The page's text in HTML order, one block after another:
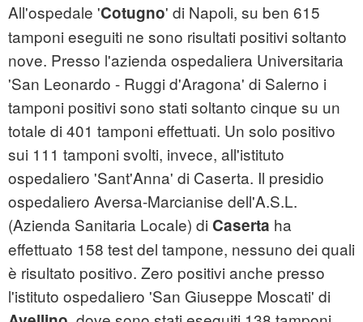
All'ospedale 'Cotugno' di Napoli, su ben 615
tamponi eseguiti ne sono risultati positivi soltanto
nove. Presso l'azienda ospedaliera Universitaria
'San Leonardo - Ruggi d'Aragona' di Salerno i
tamponi positivi sono stati soltanto cinque su un
totale di 401 tamponi effettuati. Un solo positivo
sui 111 tamponi svolti, invece, all'istituto
ospedaliero 'Sant'Anna' di Caserta. Il presidio
ospedaliero Aversa-Marcianise dell'A.S.L.
(Azienda Sanitaria Locale) di Caserta ha
effettuato 158 test del tampone, nessuno dei quali
è risultato positivo. Zero positivi anche presso
l'istituto ospedaliero 'San Giuseppe Moscati' di